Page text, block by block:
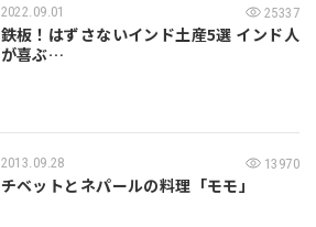
2022.09.01 25337
鉄板！はずさないインド土産5選 インド人
が喜ぶ…
2013.09.28 13970
チベットとネパールの料理「モモ」